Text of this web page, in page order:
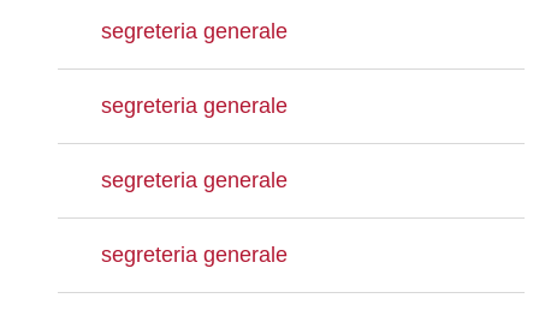
segreteria generale
segreteria generale
segreteria generale
segreteria generale